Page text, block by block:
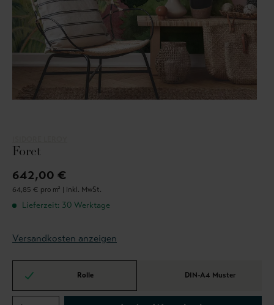
Foret
642,00 €
64,85 € pro m² | inkl. MwSt.
Lieferzeit: 30 Werktage
Versandkosten anzeigen
Rolle DIN-A4 Muster